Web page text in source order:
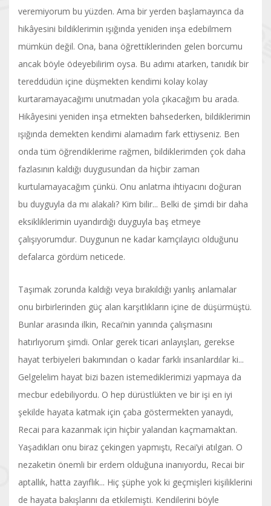
veremiyorum bu yüzden. Ama bir yerden başlamayınca da
hikâyesini bildiklerimin ışığında yeniden inşa edebilmem
mümkün değil. Ona, bana öğrettiklerinden gelen borcumu
ancak böyle ödeyebilirim oysa. Bu adımı atarken, tanıdık bir
tereddüdün içine düşmekten kendimi kolay kolay
kurtaramayacağımı unutmadan yola çıkacağım bu arada.
Hikâyesini yeniden inşa etmekten bahsederken, bildiklerimin
ışığında demekten kendimi alamadım fark ettiyseniz. Ben
onda tüm öğrendiklerime rağmen, bildiklerimden çok daha
fazlasının kaldığı duygusundan da hiçbir zaman
kurtulamayacağım çünkü. Onu anlatma ihtiyacını doğuran
bu duyguyla da mı alakalı? Kim bilir... Belki de şimdi bir daha
eksikliklerimin uyandırdığı duyguyla baş etmeye
çalışıyorumdur. Duygunun ne kadar kamçılayıcı olduğunu
defalarca gördüm neticede.
Taşımak zorunda kaldığı veya bırakıldığı yanlış anlamalar
onu birbirlerinden güç alan karşıtlıkların içine de düşürmüştü.
Bunlar arasında ilkin, Recai’nin yanında çalışmasını
hatırlıyorum şimdi. Onlar gerek ticari anlayışları, gerekse
hayat terbiyeleri bakımından o kadar farklı insanlardılar ki...
Gelgelelim hayat bizi bazen istemediklerimizi yapmaya da
mecbur edebiliyordu. O hep dürüstlükten ve bir işi en iyi
şekilde hayata katmak için çaba göstermekten yanaydı,
Recai para kazanmak için hiçbir yalandan kaçmamaktan.
Yaşadıkları onu biraz çekingen yapmıştı, Recai’yi atılgan. O
nezaketin önemli bir erdem olduğuna inanıyordu, Recai bir
aptallık, hatta zayıflık... Hiç şüphe yok ki geçmişleri kişiliklerini
de hayata bakışlarını da etkilemişti. Kendilerini böyle